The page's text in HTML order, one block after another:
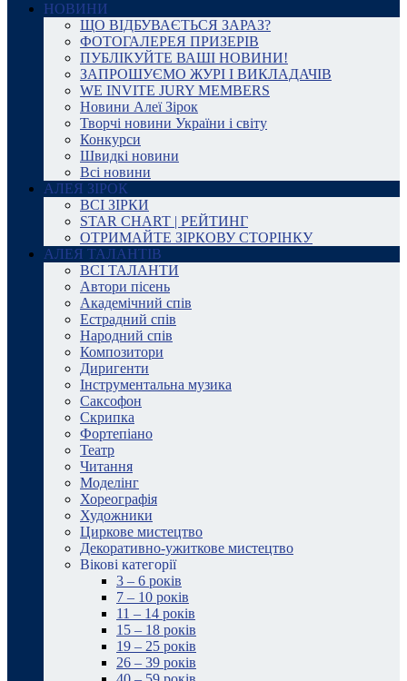
НОВИНИ
ЩО ВІДБУВАЄТЬСЯ ЗАРАЗ?
ФОТОГАЛЕРЕЯ ПРИЗЕРІВ
ПУБЛІКУЙТЕ ВАШІ НОВИНИ!
ЗАПРОШУЄМО ЖУРІ І ВИКЛАДАЧІВ
WE INVITE JURY MEMBERS
Новини Алеї Зірок
Творчі новини України і світу
Конкурси
Швидкі новини
Всі новини
АЛЕЯ ЗІРОК
ВСІ ЗІРКИ
STAR CHART | РЕЙТИНГ
ОТРИМАЙТЕ ЗІРКОВУ СТОРІНКУ
АЛЕЯ ТАЛАНТІВ
ВСІ ТАЛАНТИ
Автори пісень
Академічний спів
Естрадний спів
Народний спів
Композитори
Диригенти
Інструментальна музика
Саксофон
Скрипка
Фортепіано
Театр
Читання
Моделінг
Хореографія
Художники
Циркове мистецтво
Декоративно-ужиткове мистецтво
Вікові категорії
3 – 6 років
7 – 10 років
11 – 14 років
15 – 18 років
19 – 25 років
26 – 39 років